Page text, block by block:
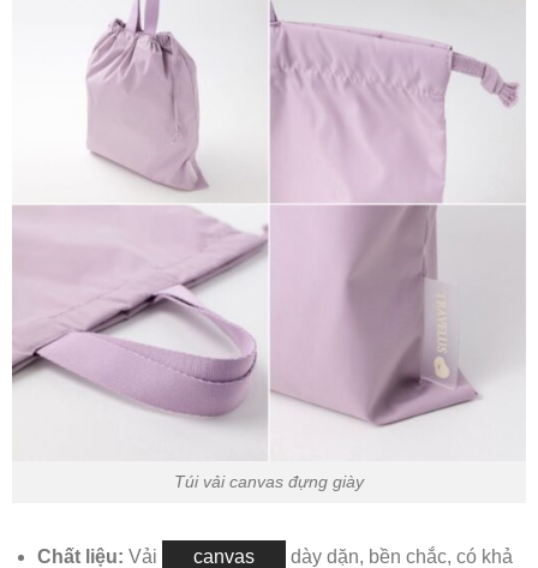
Túi vải canvas đựng giày
Chất liệu: Vải canvas
dày dặn, bền chắc, có khả